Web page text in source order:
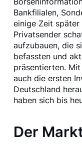
Bankfilialen,
einige Zeit
Privatsender
aufzubauen, die
befassten und
präsentierten.
auch die ersten
Deutschland
haben sich bis
Der